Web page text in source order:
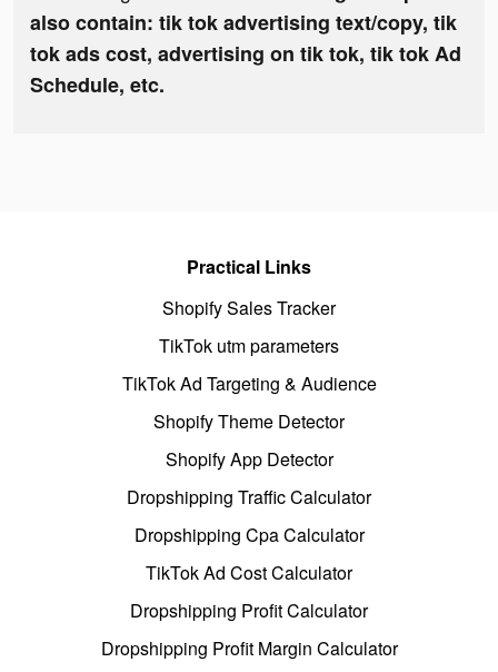
also contain: tik tok advertising text/copy, tik
tok ads cost, advertising on tik tok, tik tok Ad
Schedule, etc.
Practical Links
Shopify Sales Tracker
TikTok utm parameters
TikTok Ad Targeting & Audience
Shopify Theme Detector
Shopify App Detector
Dropshipping Traffic Calculator
Dropshipping Cpa Calculator
TikTok Ad Cost Calculator
Dropshipping Profit Calculator
Dropshipping Profit Margin Calculator